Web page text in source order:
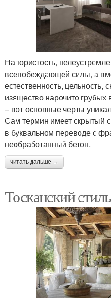
Напористость,
всепобеждающей силы, а
естественность, цельность,
изящество нарочито
– вот основные черты
Сам термин имеет скрытый
в буквальном переводе с
необработанный бетон.
читать дальше →
Тосканский